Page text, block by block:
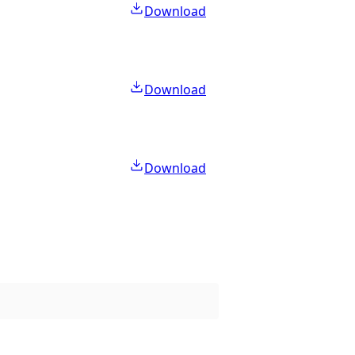
Download
Download
Download